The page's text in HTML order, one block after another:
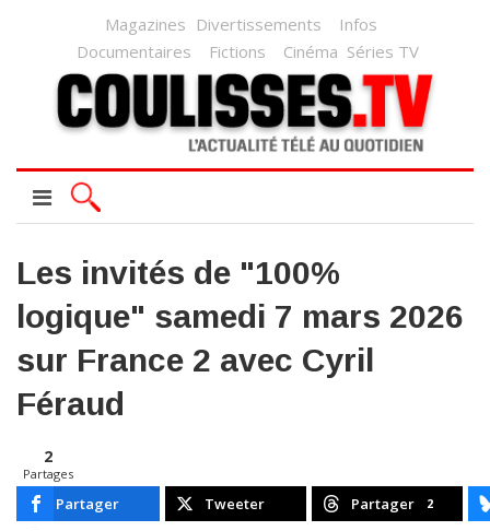
Magazines Divertissements
Infos
Documentaires
Fictions Cinéma Séries TV
Les invités de "100%
logique" samedi 7 mars 2026
sur France 2 avec Cyril
Féraud
2
Partages
Partager Tweeter Partager 2